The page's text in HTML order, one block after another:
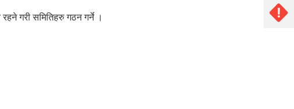
गरी समितिहरु गठन गर्ने ।